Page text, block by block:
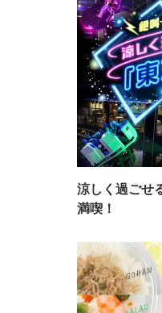
涼しく過ごせ
満喫！